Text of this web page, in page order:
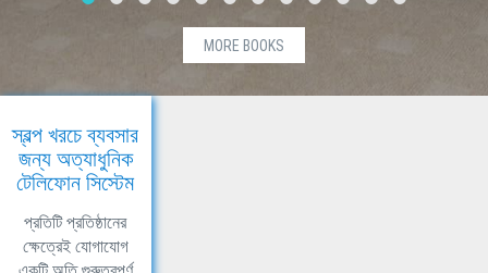
MORE BOOKS
স্বল্প খরচে ব্যবসার
জন্য অত্যাধুনিক
টেলিফোন সিস্টেম
প্রতিটি প্রতিষ্ঠানের
ক্ষেত্রেই যোগাযোগ